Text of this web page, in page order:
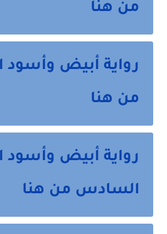
من هنا
رواية أبيض
من هنا
رواية أبيض
السادس من هنا